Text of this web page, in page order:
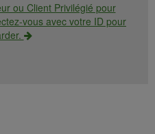
ou Client Privilégié pour
vous avec votre ID pour